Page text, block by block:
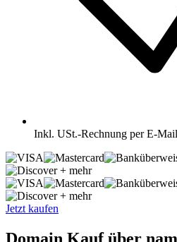
Inkl. USt.-Rechnung per E-Mail
+ mehr
+ mehr
Jetzt kaufen
Domain Kauf über